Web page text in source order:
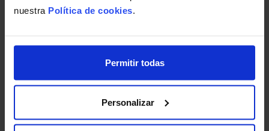
nuestra Política de cookies.
Permitir todas
Personalizar
decide no facilitarnos esos datos, es posible que
funcionalidades o enviarnos su solicitud.
TIEMPO LOS CONSERVAREMOS?